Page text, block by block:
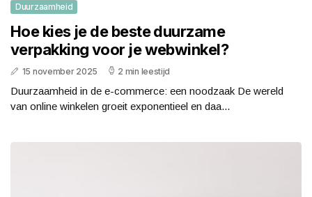
Duurzaamheid
Hoe kies je de beste duurzame
verpakking voor je webwinkel?
15 november 2025 2 min leestijd
Duurzaamheid in de e-commerce: een noodzaak De wereld
van online winkelen groeit exponentieel en daa...